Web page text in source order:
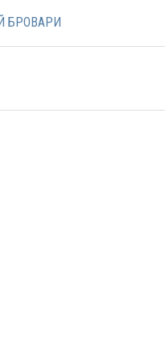
БРОВАРИ